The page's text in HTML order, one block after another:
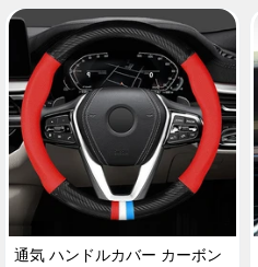
通気 ハンドルカバー カーボン